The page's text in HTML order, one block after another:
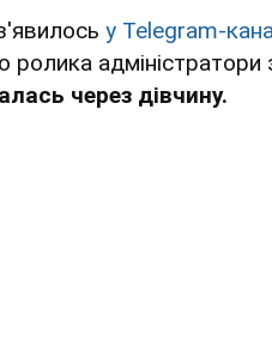
у Telegram-
ролика
через дівчину.